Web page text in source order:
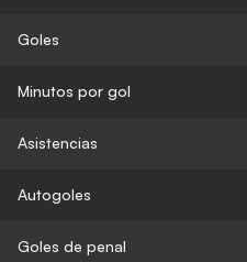
Goles
Minutos por gol
Asistencias
Autogoles
Goles de penal